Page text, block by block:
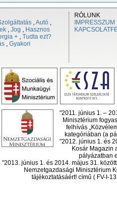
,Autó ,
, Jog , Hasznos
+ , Tudta ezt?
, Gyakori
RÓLUNK
IMPRESSZUM
"2011. június 1. –
Minisztérium
felhívás
kategóriában (a
"2012. június 1. és
Kosár Magazin
pályázatban
"2013. június 1. és 2014. május 31.
Nemzetgazdasági Minisztérium
tájékoztatásáért! című ( FV-I-